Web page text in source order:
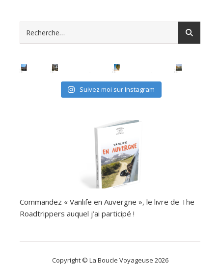
Suivez moi sur Instagram
Commandez « Vanlife en Auvergne », le livre de The
Roadtrippers auquel j’ai participé !
Copyright © La Boucle Voyageuse 2026